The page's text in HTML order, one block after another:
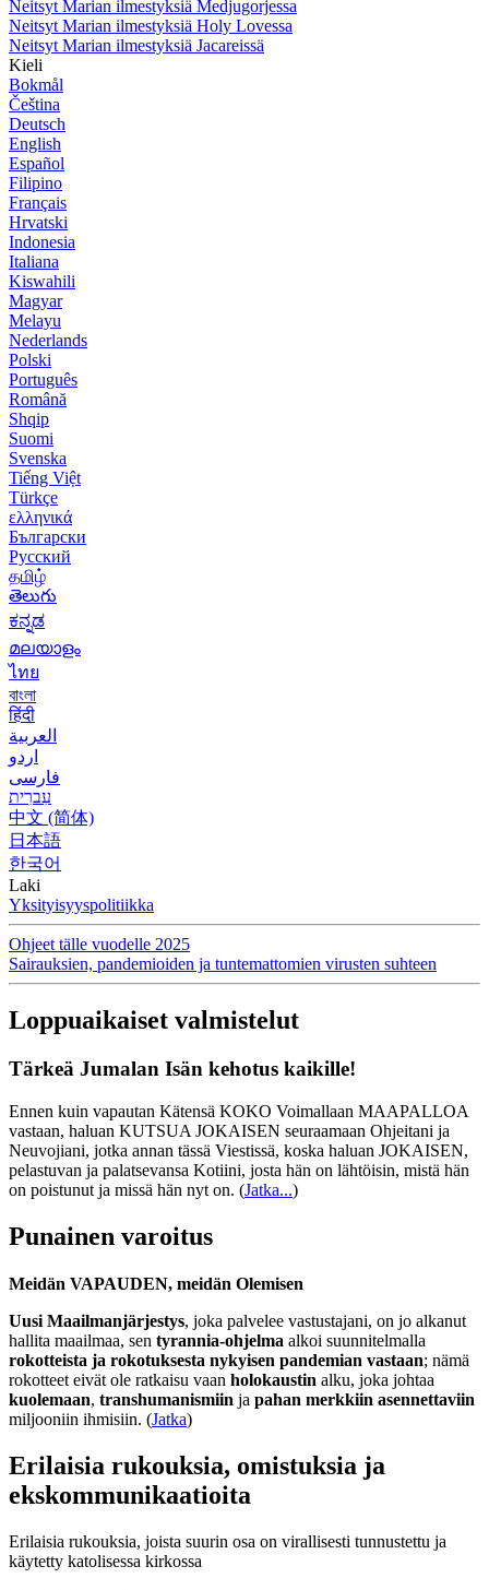
Neitsyt Marian ilmestyksiä Medjugorjessa
Neitsyt Marian ilmestyksiä Holy Lovessa
Neitsyt Marian ilmestyksiä Jacareissä
Kieli
Bokmål
Čeština
Deutsch
English
Español
Filipino
Français
Hrvatski
Indonesia
Italiana
Kiswahili
Magyar
Melayu
Nederlands
Polski
Português
Română
Shqip
Suomi
Svenska
Tiếng Việt
Türkçe
ελληνικά
Български
Русский
தமிழ்
తెలుగు
ಕನ್ನಡ
മലയാളം
ไทย
বাংলা
हिंदी
العربية
اردو
فارسی
עִברִית
中文 (简体)
日本語
한국어
Laki
Yksityisyyspolitiikka
Ohjeet tälle vuodelle 2025
Sairauksien, pandemioiden ja tuntemattomien virusten suhteen
Loppuaikaiset valmistelut
Tärkeä Jumalan Isän kehotus kaikille!
Ennen kuin vapautan Kätensä KOKO Voimallaan MAAPALLOA
vastaan, haluan KUTSUA JOKAISEN seuraamaan Ohjeitani ja
Neuvojiani, jotka annan tässä Viestissä, koska haluan JOKAISEN,
pelastuvan ja palatsevansa Kotiini, josta hän on lähtöisin, mistä hän
on poistunut ja missä hän nyt on. (Jatka...)
Punainen varoitus
Meidän VAPAUDEN, meidän Olemisen
Uusi Maailmanjärjestys, joka palvelee vastustajani, on jo alkanut
hallita maailmaa, sen tyrannia-ohjelma alkoi suunnitelmalla
rokotteista ja rokotuksesta nykyisen pandemian vastaan; nämä
rokotteet eivät ole ratkaisu vaan holokaustin alku, joka johtaa
kuolemaan, transhumanismiin ja pahan merkkiin asennettaviin
miljooniin ihmisiin. (Jatka)
Erilaisia rukouksia, omistuksia ja
ekskommunikaatioita
Erilaisia rukouksia, joista suurin osa on virallisesti tunnustettu ja
käytetty katolisessa kirkossa